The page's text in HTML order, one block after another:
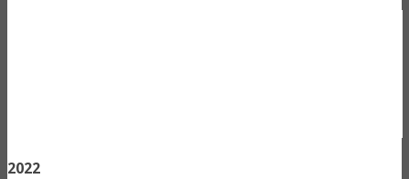
2022